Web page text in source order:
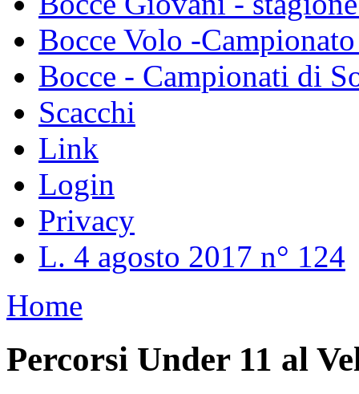
Bocce Volo -
Bocce - Campionati di
Scacchi
Link
Login
Privacy
L. 4 agosto 2017 n° 124
Home
Percorsi Under 11 al